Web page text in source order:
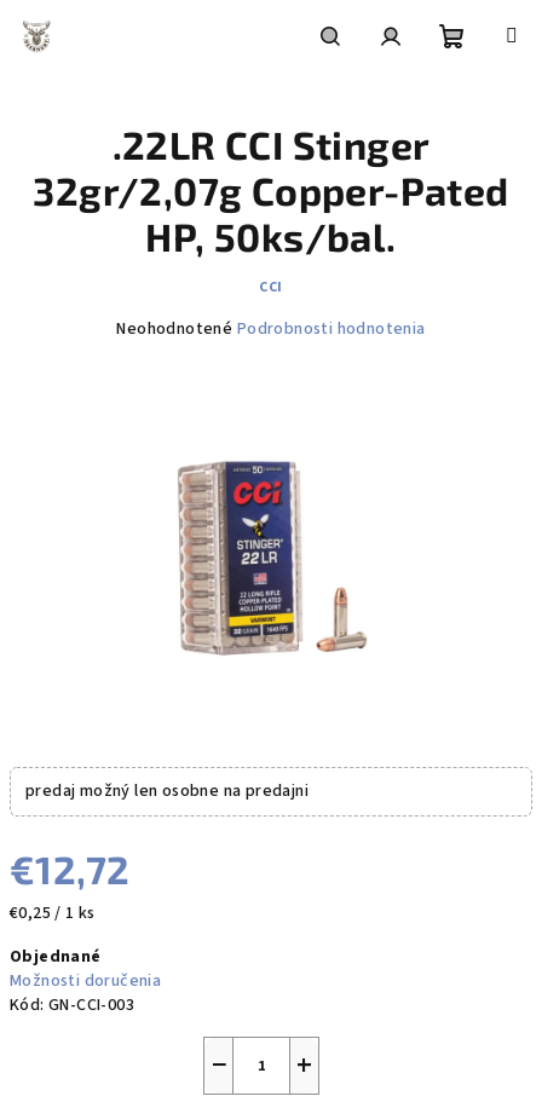
obsah
predaj možný len osobne na predajni
€12,72
Jednotková
€0,25 / 1 ks
Objednané
Možnosti doručenia
Kód: GN-CCI-003
+
−
.22LR CCI Stinger
32gr/2,07g Copper-Pated
HP, 50ks/bal.
CCI
Priemerné
hviezdičiek.
Neohodnotené Podrobnosti hodnotenia